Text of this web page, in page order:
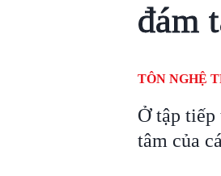
đám
TÔN NGHỆ
Ở tập
tâm của